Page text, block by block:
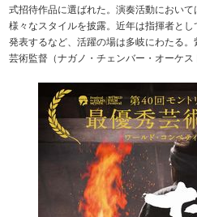
式招待作品に選ばれた。演奏活動におい
様々なスタイルを披露。近年は指揮者と
発表するなど、活躍の場は多岐にわたる
芸術監督（ナガノ・チェンバー・オーケス